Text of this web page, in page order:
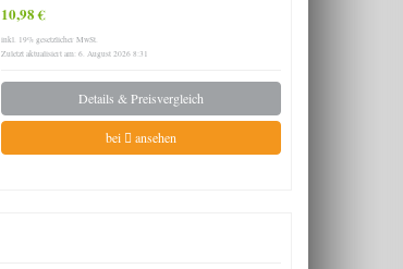
10,98 €
inkl. 19% gesetzlicher MwSt.
Zuletzt aktualisiert am: 6. August 2026 8:31
Details & Preisvergleich
bei ansehen